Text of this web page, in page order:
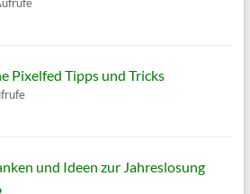
Pixelfed Tipps und Tricks
und Ideen zur Jahreslosung